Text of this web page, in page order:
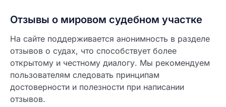
Отзывы о мировом судебном участке
На сайте поддерживается анонимность в разделе
отзывов о судах, что способствует более
открытому и честному диалогу. Мы рекомендуем
пользователям следовать принципам
достоверности и полезности при написании
отзывов.
Введите свое имя
Введите свой e-mail
Текст отзыва
Введите свое имя
Введите свой номер телефона